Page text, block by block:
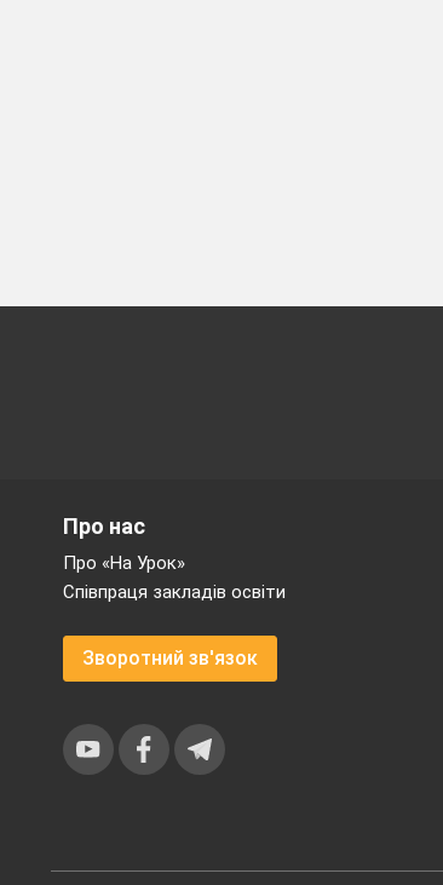
Про нас
Про «На Урок»
Співпраця закладів освіти
Зворотний зв'язок